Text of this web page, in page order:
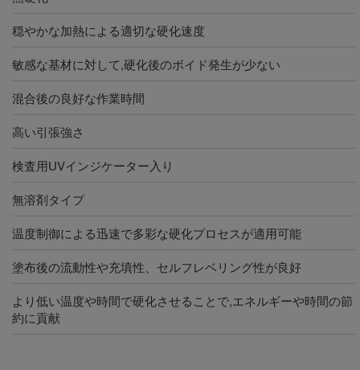
穏やかな加熱による適切な硬化速度
敏感な基材に対して,硬化後のボイド発生が少ない
混合後の良好な作業時間
高い引張強さ
検査用UVインジケーター入り
無溶剤タイプ
温度制御による迅速で多彩な硬化プロセスが適用可能
塗布後の流動性や充填性、セルフレベリング性が良好
より低い温度や時間で硬化させることで,エネルギーや時間の節
約に貢献